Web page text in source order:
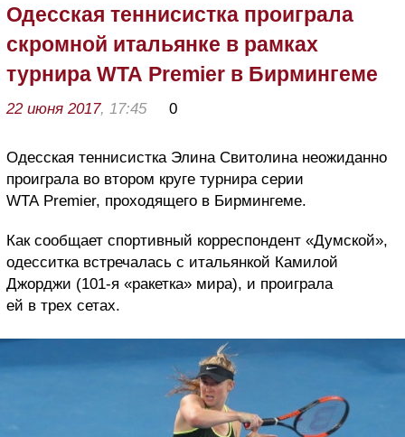
Одесская теннисистка проиграла
скромной итальянке в рамках
турнира WTA Premier в Бирмингеме
22 июня 2017, 17:45 0
Одесская теннисистка Элина Свитолина неожиданно
проиграла во втором круге турнира серии
WTA Premier, проходящего в Бирмингеме.
Как сообщает спортивный корреспондент «Думской»,
одесситка встречалась с итальянкой Камилой
Джорджи (101-я «ракетка» мира), и проиграла
ей в трех сетах.